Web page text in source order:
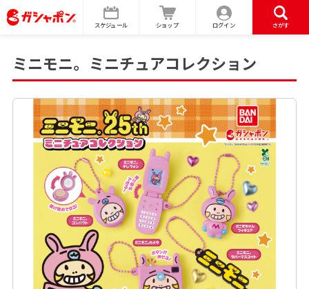
スケジュール ショップ ログイン さがす
ミニモニ。 ミニチュアコレクション